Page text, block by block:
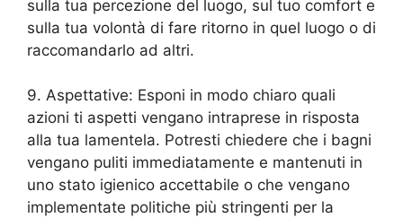
sulla tua percezione del luogo, sul tuo comfort e
sulla tua volontà di fare ritorno in quel luogo o di
raccomandarlo ad altri.
9. Aspettative: Esponi in modo chiaro quali
azioni ti aspetti vengano intraprese in risposta
alla tua lamentela. Potresti chiedere che i bagni
vengano puliti immediatamente e mantenuti in
uno stato igienico accettabile o che vengano
implementate politiche più stringenti per la